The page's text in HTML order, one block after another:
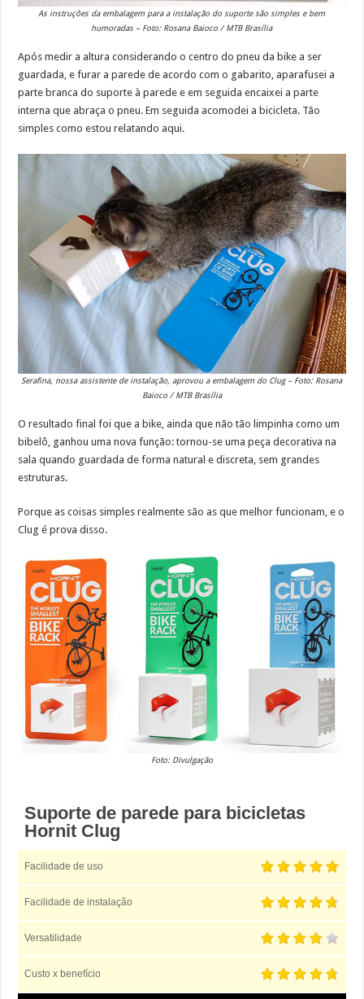
As instruções da embalagem para a instalação do suporte são simples e bem
humoradas – Foto: Rosana Baioco / MTB Brasília
Após medir a altura considerando o centro do pneu da bike a ser
guardada, e furar a parede de acordo com o gabarito, aparafusei a
parte branca do suporte à parede e em seguida encaixei a parte
interna que abraça o pneu. Em seguida acomodei a bicicleta. Tão
simples como estou relatando aqui.
Serafina, nossa assistente de instalação, aprovou a embalagem do Clug – Foto: Rosana
Baioco / MTB Brasília
O resultado final foi que a bike, ainda que não tão limpinha como um
bibelô, ganhou uma nova função: tornou-se uma peça decorativa na
sala quando guardada de forma natural e discreta, sem grandes
estruturas.
Porque as coisas simples realmente são as que melhor funcionam, e o
Clug é prova disso.
Foto: Divulgação
Suporte de parede para bicicletas
Hornit Clug
Facilidade de uso
Facilidade de instalação
Versatilidade
Custo x benefício